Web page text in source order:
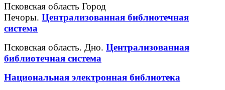
Псковская область Город
Печоры. Централизованная библиотечная
система
Псковская область. Дно. Централизованная
библиотечная система
Национальная электронная библиотека